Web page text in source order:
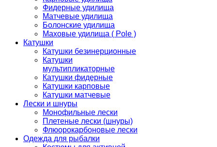
Фидерные удилища
Матчевые удилища
Болонские удилища
Маховые удилища ( Pole )
Катушки
Катушки безинерционные
Катушки
мультипликаторные
Катушки фидерные
Катушки карповые
Катушки матчевые
Лески и шнуры
Монофильные лески
Плетеные лески (шнуры)
Флюорокарбоновые лески
Одежда для рыбалки